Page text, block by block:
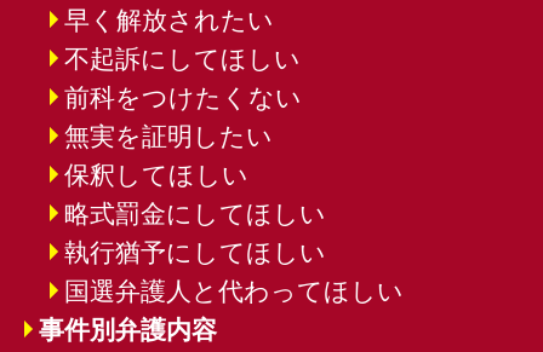
早く解放されたい
不起訴にしてほしい
前科をつけたくない
無実を証明したい
保釈してほしい
略式罰金にしてほしい
執行猶予にしてほしい
国選弁護人と代わってほしい
事件別弁護内容